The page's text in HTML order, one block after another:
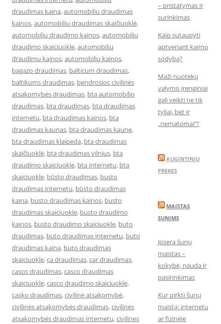
draudimas kaina,automobiliu draudimas
kainos,automobilių draudimas skaičiuoklė,
automobiliu draudimo kainos,automobiliu
draudimo skaiciuokle,automobiliu
draudimu kainos,automobilių kainos,
bagazo draudimas, balticum draudimas,
baltikums draudimas, bendrosios civilinės
atsakomybės draudimas, bta automobilio
draudimas, bta draudimas, bta draudimas
internetu, bta draudimas kainos, bta
draudimas kaunas, bta draudimas kaune,
bta draudimas klaipeda, bta draudimas
skaičiuoklė, bta draudimas vilnius, bta
draudimo skaiciuokle, bta internetu, bta
skaiciuokle, būsto draudimas, busto
draudimas internetu, būsto draudimas
kaina, busto draudimas kainos, busto
draudimas skaiciuokle, busto draudimo
kainos, busto draudimo skaiciuokle, buto
draudimas, buto draudimas internetu, buto
draudimas kaina, buto draudimas
skaiciuokle,ca draudimas,car draudimas,
casco draudimas,casco draudimas
skaiciuokle,casco draudimo skaiciuokle,
casko draudimas,civilinė atsakomybė,
civilinės atsakomybės draudimas,civilinės
atsakomybės draudimas internetu,civilines
– pristatymas ir
surinkimas
Kaip sutaupyti
aptveriant kaimo
sodybą?
Maži nuotekų
valymo įrenginiai
gali veikti ne tik
tyliai, bet ir
„nematomai‘‘?
AUGINTINIU
PREKES
MAISTAS
SUNIMS
Josera šunų
maistas –
kokybė, nauda ir
pasirinkimas
Kur pirkti šunų
maistą: internetu
ar fizinėje